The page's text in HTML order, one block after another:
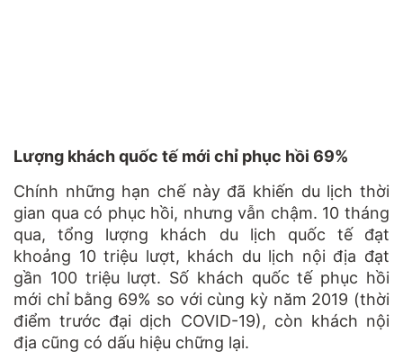
Lượng khách quốc tế mới chỉ phục hồi 69%
Chính những hạn chế này đã khiến du lịch thời
gian qua có phục hồi, nhưng vẫn chậm. 10 tháng
qua, tổng lượng khách du lịch quốc tế đạt
khoảng 10 triệu lượt, khách du lịch nội địa đạt
gần 100 triệu lượt. Số khách quốc tế phục hồi
mới chỉ bằng 69% so với cùng kỳ năm 2019 (thời
điểm trước đại dịch COVID-19), còn khách nội
địa cũng có dấu hiệu chững lại.